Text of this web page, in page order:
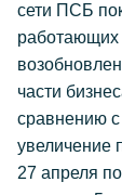
сети ПСБ
работающих
части
сравнению
увеличение
27 апреля